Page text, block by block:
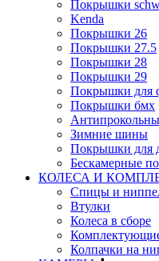
Покрышки
Kenda
Покрышки 26
Покрышки 27.5
Покрышки 28
Покрышки 29
Покрышки для
Покрышки бмх
Зимние шины
Покрышки для
Бескамерные
КОЛЕСА И
Спицы и
Втулки
Колеса в сборе
Колпачки на